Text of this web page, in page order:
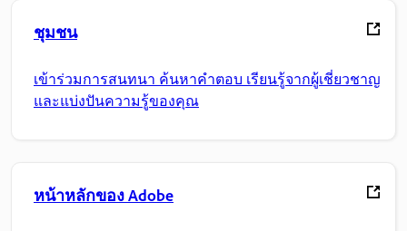
ชุมชน
เข้าร่วมการสนทนา ค้นหาคำตอบ เรียนรู้จากผู้เชี่ยวชาญ
และแบ่งปันความรู้ของคุณ
หน้าหลักของ Adobe